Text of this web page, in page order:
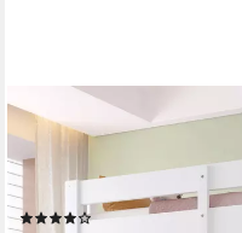
MERAX
Hochbett 90x200cm mit
St., Etagenbett Jugendbett
(1)